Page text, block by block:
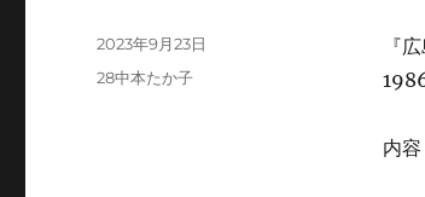
『
内容
投
2023年9月23日
カ
28中本たか子